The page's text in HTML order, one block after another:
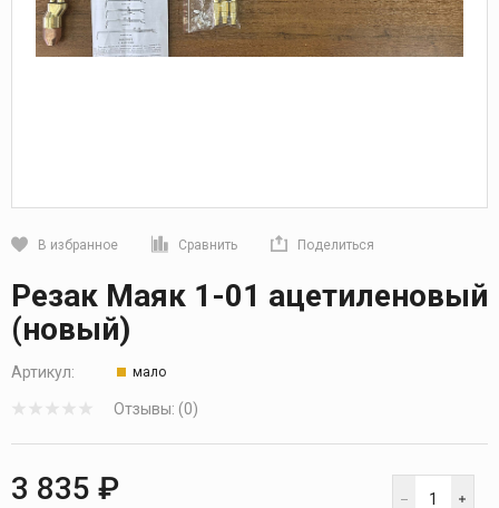
В избранное Сравнить Поделиться
Кликните, чтобы скопировать прямую ссылку
Резак Маяк 1-01 ацетиленовый
(новый)
Артикул: мало
Отзывы: (0)
3 835 ₽